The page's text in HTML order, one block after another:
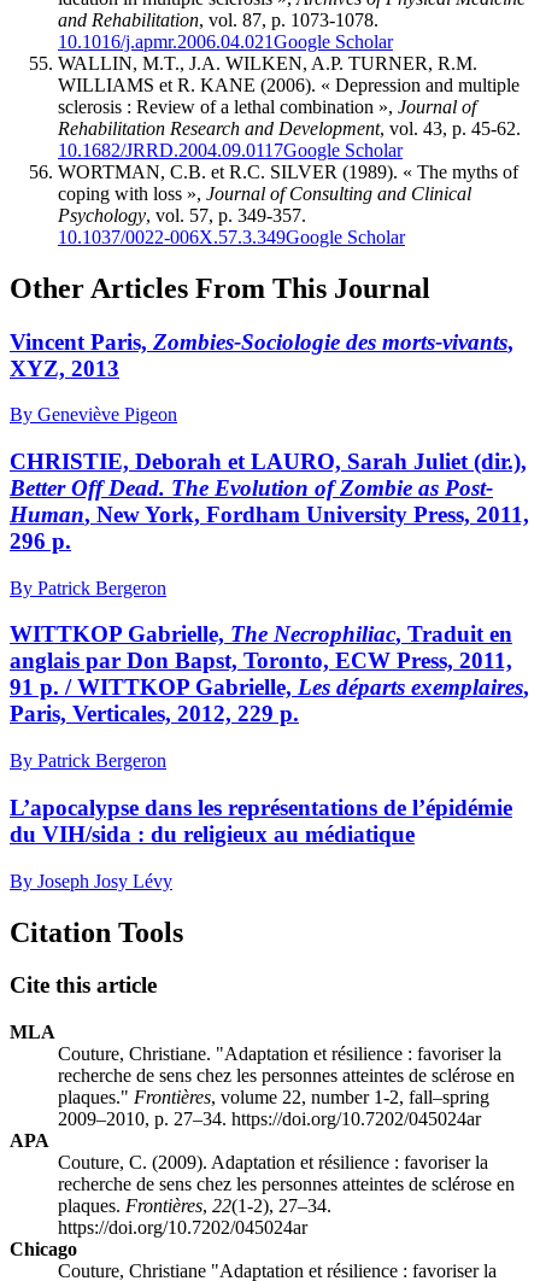
and Rehabilitation, vol. 87, p. 1073-1078.
10.1016/j.apmr.2006.04.021Google Scholar
WALLIN, M.T., J.A. WILKEN, A.P. TURNER, R.M.
WILLIAMS et R. KANE (2006). « Depression and multiple
sclerosis : Review of a lethal combination », Journal of
Rehabilitation Research and Development, vol. 43, p. 45-62.
10.1682/JRRD.2004.09.0117Google Scholar
WORTMAN, C.B. et R.C. SILVER (1989). « The myths of
coping with loss », Journal of Consulting and Clinical
Psychology, vol. 57, p. 349-357.
10.1037/0022-006X.57.3.349Google Scholar
Other Articles From This Journal
Vincent Paris, Zombies-Sociologie des morts-vivants,
XYZ, 2013
By Geneviève Pigeon
CHRISTIE, Deborah et LAURO, Sarah Juliet (dir.),
Better Off Dead. The Evolution of Zombie as Post-
Human, New York, Fordham University Press, 2011,
296 p.
By Patrick Bergeron
WITTKOP Gabrielle, The Necrophiliac, Traduit en
anglais par Don Bapst, Toronto, ECW Press, 2011,
91 p. / WITTKOP Gabrielle, Les départs exemplaires,
Paris, Verticales, 2012, 229 p.
By Patrick Bergeron
L’apocalypse dans les représentations de l’épidémie
du VIH/sida : du religieux au médiatique
By Joseph Josy Lévy
Citation Tools
Cite this article
MLA
Couture, Christiane. "Adaptation et résilience : favoriser la
recherche de sens chez les personnes atteintes de sclérose en
plaques." Frontières, volume 22, number 1-2, fall–spring
2009–2010, p. 27–34. https://doi.org/10.7202/045024ar
APA
Couture, C. (2009). Adaptation et résilience : favoriser la
recherche de sens chez les personnes atteintes de sclérose en
plaques. Frontières, 22(1-2), 27–34.
https://doi.org/10.7202/045024ar
Chicago
Couture, Christiane "Adaptation et résilience : favoriser la